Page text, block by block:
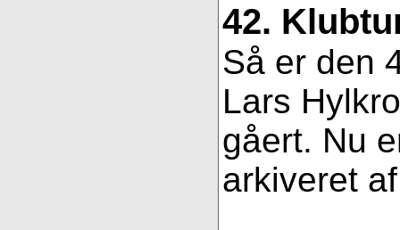
42.
Så er den
Lars
gåert. Nu
arkiveret